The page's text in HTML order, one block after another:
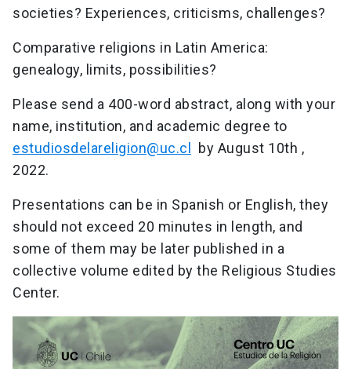
societies? Experiences, criticisms, challenges?
Comparative religions in Latin America:
genealogy, limits, possibilities?
Please send a 400-word abstract, along with your
name, institution, and academic degree to
estudiosdelareligion@uc.cl by August 10th ,
2022.
Presentations can be in Spanish or English, they
should not exceed 20 minutes in length, and
some of them may be later published in a
collective volume edited by the Religious Studies
Center.